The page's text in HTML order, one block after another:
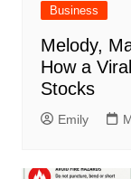
Business
Melody,
How a
Stocks
Emily